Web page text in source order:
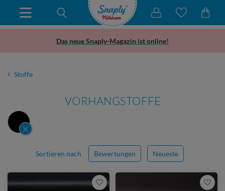
Das neue Snaply-Magazin ist online!
Stoffe
VORHANGSTOFFE
Sortieren nach Bewertungen Neueste